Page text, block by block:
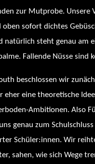
zur Mutprobe. Unsere
oben sofort dichtes
natürlich steht genau am
Fallende Nüsse sind
beschlossen wir
eher eine theoretische
Ambitionen. Also
genau zum
Schüler:innen. Wir
sahen, wie sich Wege